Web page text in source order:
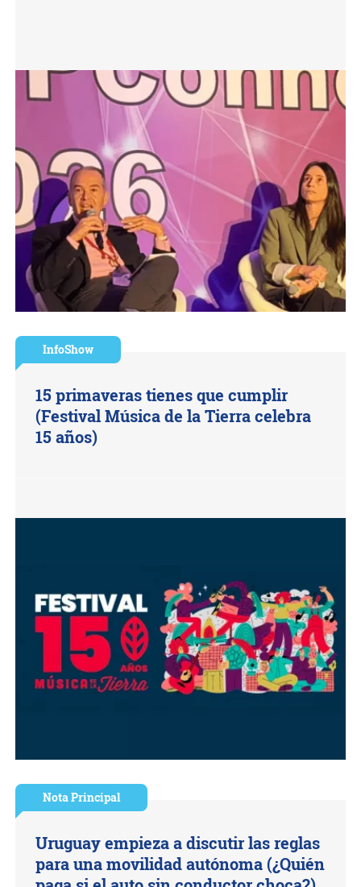
InfoShow
15 primaveras tienes que cumplir
(Festival Música de la Tierra celebra
15 años)
Nota Principal
Uruguay empieza a discutir las reglas
para una movilidad autónoma (¿Quién